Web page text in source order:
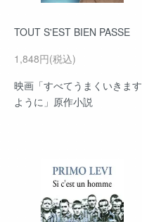
TOUT S'EST BIEN PASSE
1,848円(税込)
映画「すべてうまくいきます
ように」原作小説